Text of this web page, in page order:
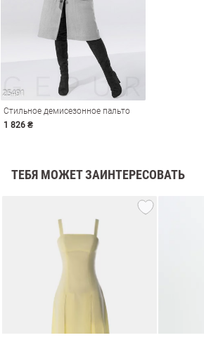
Стильное демисезонное пальто
1 826 ₴
ТЕБЯ МОЖЕТ ЗАИНТЕРЕСОВАТЬ